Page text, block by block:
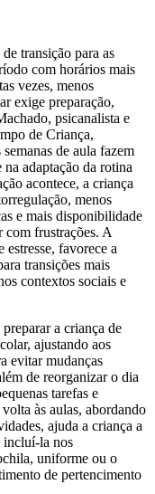
transição para as
com horários mais
vezes, menos
exige preparação,
psicanalista e
de Criança,
de aula fazem
adaptação da rotina
acontece, a criança
menos
e mais disponibilidade
com frustrações. A
favorece a
transições mais
contextos sociais e
a criança de
ajustando aos
evitar mudanças
de reorganizar o dia
tarefas e
às aulas, abordando
ajuda a criança a
incluí-la nos
uniforme ou o
de pertencimento